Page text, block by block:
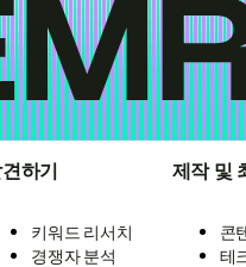
하기
키워드 리서치
경쟁자 분석
제작 및
콘
테